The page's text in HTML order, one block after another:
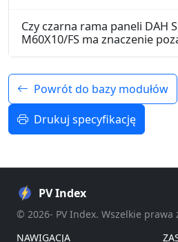
Czy czarna rama paneli DAH
M60X10/FS ma znaczenie
Powrót do bazy modułów
Drukuj specyfikację
PV Index
© 2026- PV Index. Wszelkie prawa
NAWIGACJA